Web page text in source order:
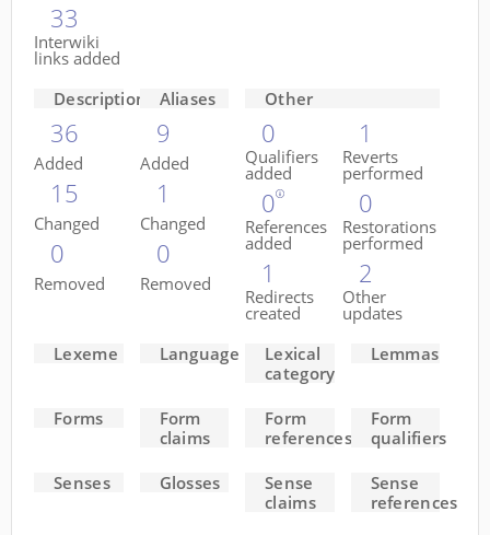
33
Interwiki
links added
Descriptions
36
Added
15
Changed
0
Removed
Aliases
9
Added
1
Changed
0
Removed
Other
0
Qualifiers
added
0
References
added
1
Redirects
created
1
Reverts
performed
0
Restorations
performed
2
Other
updates
Lexeme
Language
Lexical
category
Lemmas
Forms
Form
claims
Form
references
Form
qualifiers
Senses Glosses
Sense
claims
Sense
references